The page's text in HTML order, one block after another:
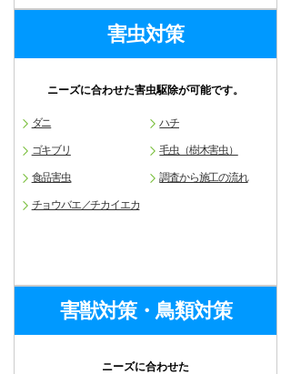
害虫対策
ニーズに合わせた害虫駆除が可能です。
ダニ
ゴキブリ
食品害虫
チョウバエ／チカイエカ
ハチ
毛虫（樹木害虫）
調査から施工の流れ
害獣対策・鳥類対策
ニーズに合わせた